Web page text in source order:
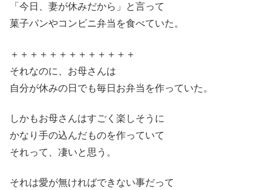
「今日、妻が休みだから」と言って
菓子パンやコンビニ弁当を食べていた。
＋＋＋＋＋＋＋＋＋＋＋＋＋
それなのに、お母さんは
自分が休みの日でも毎日お弁当を作っていた。
しかもお母さんはすごく楽しそうに
かなり手の込んだものを作っていて
それって、凄いと思う。
それは愛が無ければできない事だって